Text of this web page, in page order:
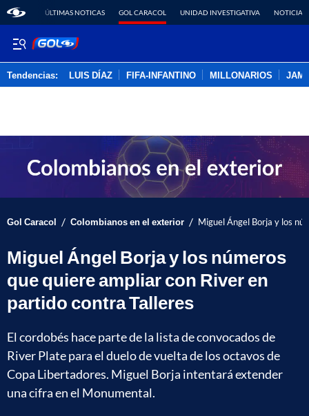
ÚLTIMAS NOTICAS GOL CARACOL UNIDAD INVESTIGATIVA NOTICIAS
Tendencias: LUIS DÍAZ FIFA-INFANTINO MILLONARIOS
Gol Caracol / Colombianos en el exterior / Miguel Ángel Borja y los
Miguel Ángel Borja y los números
que quiere ampliar con River en
partido contra Talleres
El cordobés hace parte de la lista de convocados de
River Plate para el duelo de vuelta de los octavos de
Copa Libertadores. Miguel Borja intentará extender
una cifra en el Monumental.